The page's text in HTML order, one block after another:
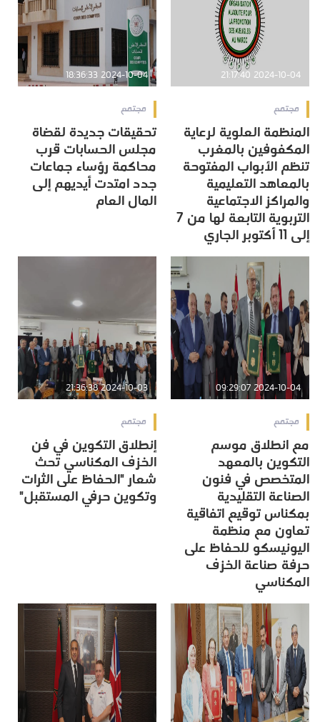
2024-10-04 21:17:40
مجتمع
المنظمة العلوية لرعاية
المكفوفين بالمغرب
تنظم الأبواب المفتوحة
بالمعاهد التعليمية
والمراكز الاجتماعية
التربوية التابعة لها من 7
إلى 11 أكتوبر الجاري
2024-10-04 18:36:33
مجتمع
تحقيقات جديدة لقضاة
مجلس الحسابات قرب
محاكمة رؤساء جماعات
جدد امتدت أيديهم إلى
المال العام
2024-10-04 09:29:07
مجتمع
مع انطلاق موسم
التكوين بالمعهد
المتخصص في فنون
الصناعة التقليدية
بمكناس توقيع اتفاقية
تعاون مع منظمة
اليونيسكو للحفاظ على
حرفة صناعة الخزف
المكناسي
2024-10-03 21:36:38
مجتمع
إنطلاق التكوين في فن
الخزف المكناسي تحث
شعار "الحفاظ على الثرات
وتكوين حرفي المستقبل"